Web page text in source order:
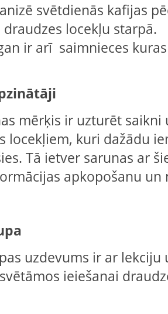
svētdienās kafijas
draudzes locekļu starpā.
ir arī saimnieces
mērķis ir uzturēt
locekļiem, kuri dažādu
Tā ietver sarunas ar
apkopošanu un
uzdevums ir ar
ieiešanai